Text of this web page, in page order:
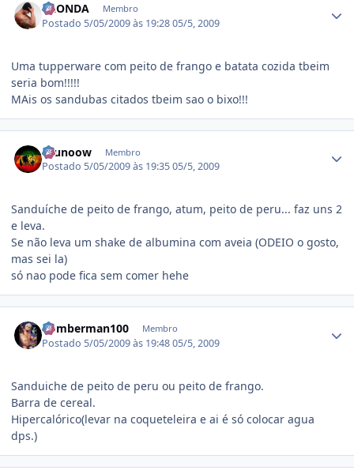
LAONDA Membro
Postado 5/05/2009 às 19:2805/5, 2009
Uma tupperware com peito de frango e batata cozida tbeim
seria bom!!!!!
MAis os sandubas citados tbeim sao o bixo!!!
brunoow Membro
Postado 5/05/2009 às 19:3505/5, 2009
Sanduíche de peito de frango, atum, peito de peru... faz uns 2
e leva.
Se não leva um shake de albumina com aveia (ODEIO o gosto,
mas sei la)
só nao pode fica sem comer hehe
bomberman100 Membro
Postado 5/05/2009 às 19:4805/5, 2009
Sanduiche de peito de peru ou peito de frango.
Barra de cereal.
Hipercalórico(levar na coqueteleira e ai é só colocar agua
dps.)